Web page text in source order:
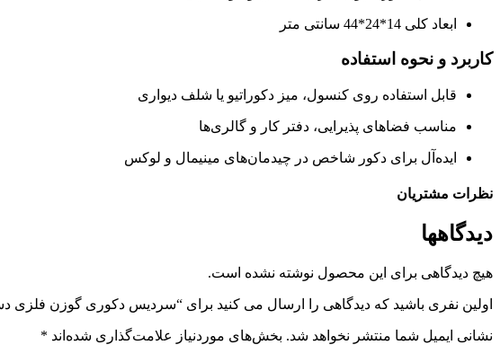
ابعاد کلی 14*24*44 سانتی متر
کاربرد و نحوه استفاده
قابل استفاده روی کنسول، میز دکوراتیو یا شلف دیواری
مناسب فضاهای پذیرایی، دفتر کار و گالری‌ها
ایده‌آل برای دکور شاخص در چیدمان‌های مینیمال و لوکس
نظرات مشتریان
دیدگاهها
هیچ دیدگاهی برای این محصول نوشته نشده است.
اولین نفری باشید که دیدگاهی را ارسال می کنید برای “سردیس دکوری گوزن فلزی
نشانی ایمیل شما منتشر نخواهد شد. بخش‌های موردنیاز علامت‌گذاری شده‌اند *